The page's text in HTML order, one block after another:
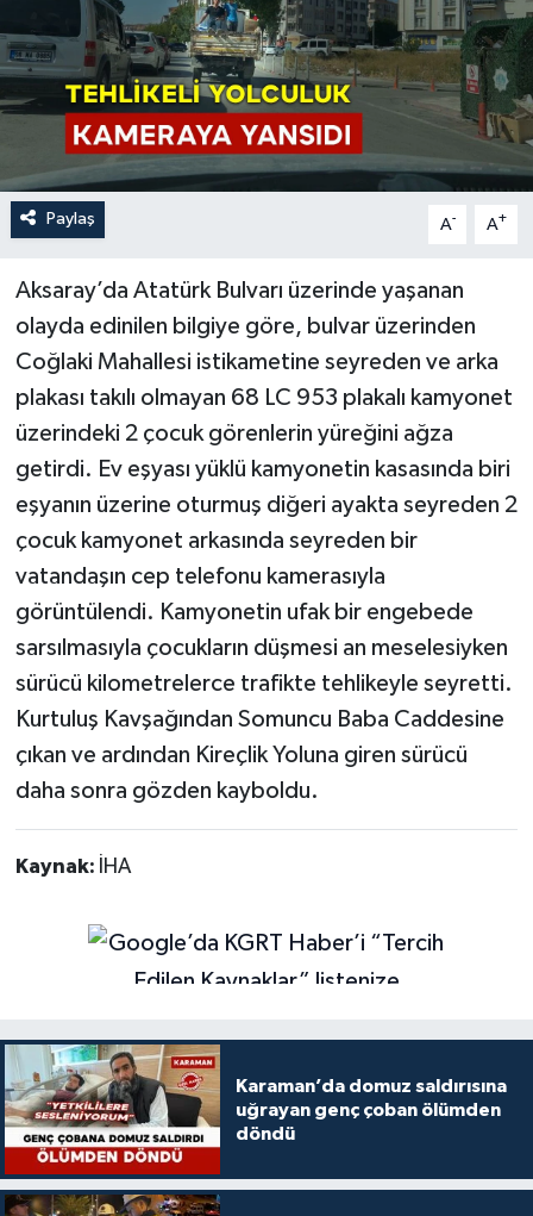
Paylaş A- A+
Aksaray’da Atatürk Bulvarı üzerinde yaşanan
olayda edinilen bilgiye göre, bulvar üzerinden
Coğlaki Mahallesi istikametine seyreden ve arka
plakası takılı olmayan 68 LC 953 plakalı kamyonet
üzerindeki 2 çocuk görenlerin yüreğini ağza
getirdi. Ev eşyası yüklü kamyonetin kasasında biri
eşyanın üzerine oturmuş diğeri ayakta seyreden 2
çocuk kamyonet arkasında seyreden bir
vatandaşın cep telefonu kamerasıyla
görüntülendi. Kamyonetin ufak bir engebede
sarsılmasıyla çocukların düşmesi an meselesiyken
sürücü kilometrelerce trafikte tehlikeyle seyretti.
Kurtuluş Kavşağından Somuncu Baba Caddesine
çıkan ve ardından Kireçlik Yoluna giren sürücü
daha sonra gözden kayboldu.
Kaynak: İHA
Karaman’da domuz saldırısına
uğrayan genç çoban ölümden
döndü